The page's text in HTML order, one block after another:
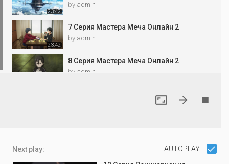
23:42
by admin
23:42
7 Серия Мастера Меча Онлайн 2
by admin
8 Серия Мастера Меча Онлайн 2
by admin
9 Серия Мастера Меча Онлайн 2
11 Серия Мастера Меча Онлайн 2
  
Next play: AUTOPLAY